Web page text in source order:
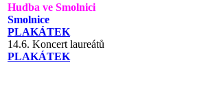
Hudba ve Smolnici
Smolnice
PLAKÁTEK
14.6. Koncert laureátů
PLAKÁTEK